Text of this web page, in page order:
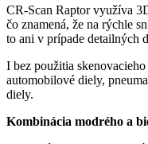
CR-Scan Raptor využíva
čo znamená, že na rýchle
to ani v prípade detailných
I bez použitia
automobilové diely,
diely.
Kombinácia modrého a